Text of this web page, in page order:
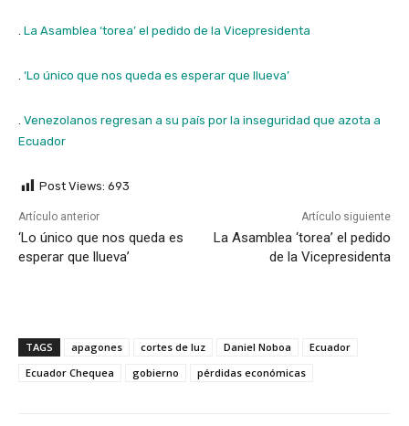
. La Asamblea ‘torea’ el pedido de la Vicepresidenta
. ‘Lo único que nos queda es esperar que llueva’
. Venezolanos regresan a su país por la inseguridad que azota a
Ecuador
Post Views: 693
Artículo anterior
‘Lo único que nos queda es
esperar que llueva’
Artículo siguiente
La Asamblea ‘torea’ el pedido
de la Vicepresidenta
TAGS apagones cortes de luz Daniel Noboa
Ecuador
Ecuador Chequea
gobierno pérdidas económicas